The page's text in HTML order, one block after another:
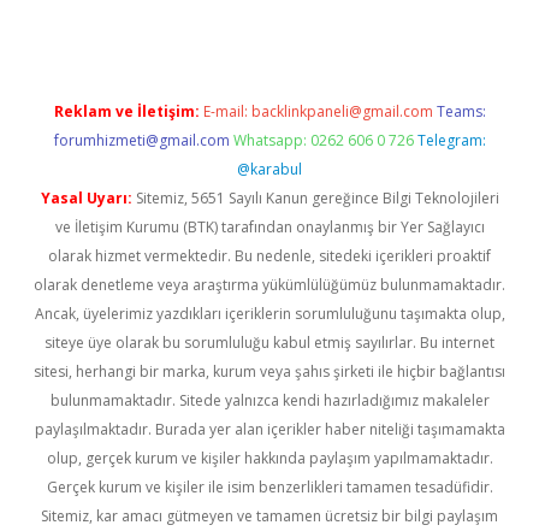
Reklam ve İletişim: E-mail: backlinkpaneli@gmail.com Teams:
forumhizmeti@gmail.com Whatsapp: 0262 606 0 726 Telegram:
@karabul
Yasal Uyarı: Sitemiz, 5651 Sayılı Kanun gereğince Bilgi Teknolojileri
ve İletişim Kurumu (BTK) tarafından onaylanmış bir Yer Sağlayıcı
olarak hizmet vermektedir. Bu nedenle, sitedeki içerikleri proaktif
olarak denetleme veya araştırma yükümlülüğümüz bulunmamaktadır.
Ancak, üyelerimiz yazdıkları içeriklerin sorumluluğunu taşımakta olup,
siteye üye olarak bu sorumluluğu kabul etmiş sayılırlar. Bu internet
sitesi, herhangi bir marka, kurum veya şahıs şirketi ile hiçbir bağlantısı
bulunmamaktadır. Sitede yalnızca kendi hazırladığımız makaleler
paylaşılmaktadır. Burada yer alan içerikler haber niteliği taşımamakta
olup, gerçek kurum ve kişiler hakkında paylaşım yapılmamaktadır.
Gerçek kurum ve kişiler ile isim benzerlikleri tamamen tesadüfidir.
Sitemiz, kar amacı gütmeyen ve tamamen ücretsiz bir bilgi paylaşım